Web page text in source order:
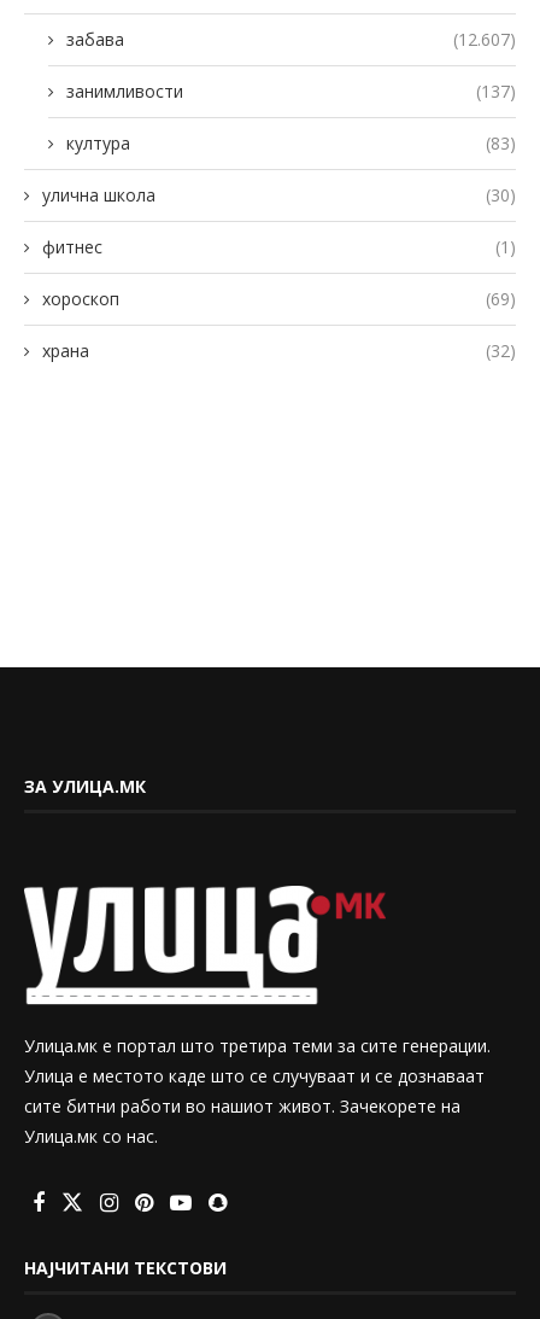
забава (12.607)
занимливости (137)
култура (83)
улична школа (30)
фитнес (1)
хороскоп (69)
храна (32)
ЗА УЛИЦА.МК
Улица.мк е портал што третира теми за сите генерации.
Улица е местото каде што се случуваат и се дознаваат
сите битни работи во нашиот живот. Зачекорете на
Улица.мк со нас.
НАЈЧИТАНИ ТЕКСТОВИ